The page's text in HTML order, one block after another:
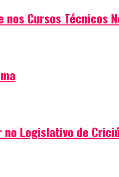
Cursos Técnicos
Legislativo de